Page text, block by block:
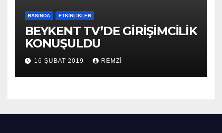
BASINDA ETKINLIKLER
BEYKENT TV’DE GİRİŞİMCİLİK
KONUŞULDU
16 ŞUBAT 2019 REMZI